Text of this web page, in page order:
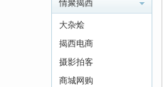
情聚揭西
大杂烩
揭西电商
摄影拍客
商城网购